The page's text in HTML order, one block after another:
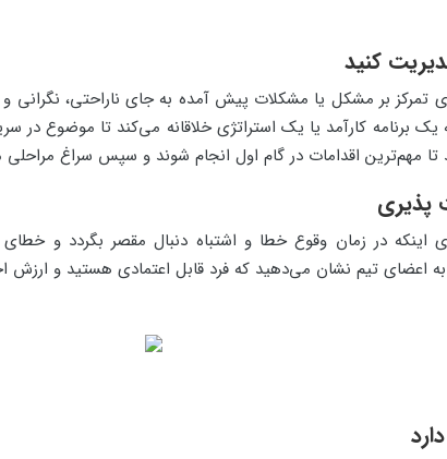
بر مشکل یا مشکلات پیش آمده به جای ناراحتی،
برنامه کارآمد یا یک استراتژی خلاقانه می‌کند تا موضوع
تا مهم‌ترین اقدامات در گام اول انجام شوند و سپس سراغ
اینکه در زمان وقوع خطا و اشتباه دنبال مقصر بگردد و
اعضای تیم نشان می‌دهید که فرد قابل اعتمادی هستید و ارزش